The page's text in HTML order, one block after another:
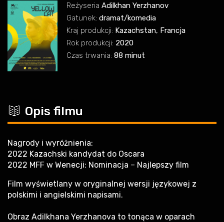
Reżyseria Adilkhan Yerzhanov
Gatunek: dramat/komedia
Kraj produkcji: Kazachstan, Francja
Rok produkcji: 2020
Czas trwania: 88 minut
c Opis filmu
Nagrody i wyróżnienia:
2022 Kazachski kandydat do Oscara
2022 MFF w Wenecji: Nominacja – Najlepszy film
Film wyświetlany w oryginalnej wersji językowej z
polskimi i angielskimi napisami.
Obraz Adilkhana Yerzhanova to tonąca w oparach